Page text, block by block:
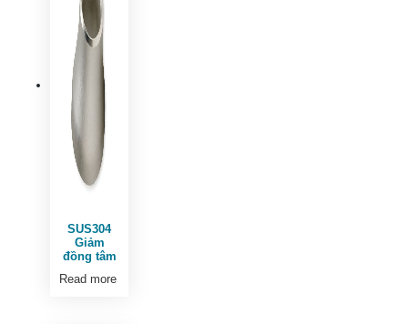
SUS304
Giảm
đồng tâm
Read more